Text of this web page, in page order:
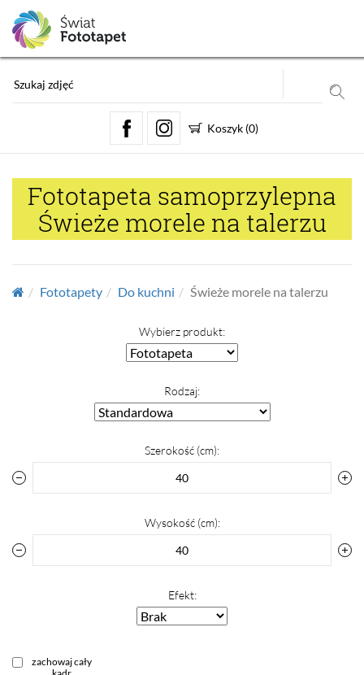
Koszyk (0)
Fototapeta samoprzylepna
Świeże morele na talerzu
Fototapety Do kuchni Świeże morele na talerzu
Wybierz produkt:
Rodzaj:
Szerokość (cm):
Wysokość (cm):
Efekt:
zachowaj cały